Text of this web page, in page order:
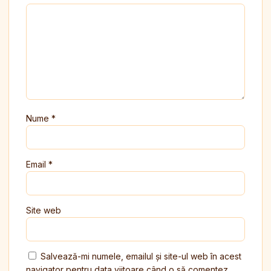
Nume *
Email *
Site web
Salvează-mi numele, emailul și site-ul web în acest